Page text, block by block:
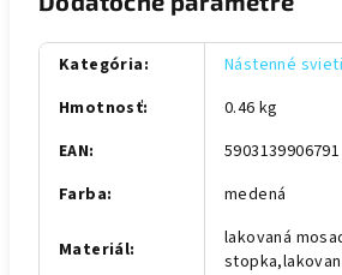
Kategória:
Nástenné
Hmotnosť:
0.46 kg
EAN:
5903139906791
Farba: medená
Materiál:
lakovaná